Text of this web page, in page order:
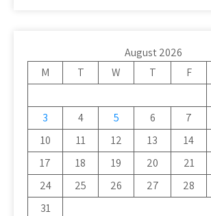
August 2026
M
T W T F
3
4 5 6 7
10
11 12 13 14
17
18 19 20 21
24
25 26 27 28
31